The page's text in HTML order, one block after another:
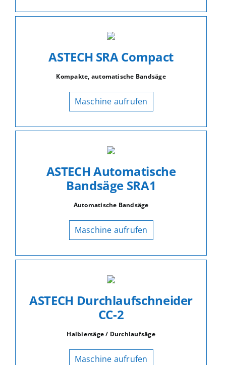
ASTECH SRA Compact
Kompakte, automatische Bandsäge
Maschine aufrufen
ASTECH Automatische
Bandsäge SRA1
Automatische Bandsäge
Maschine aufrufen
ASTECH Durchlaufschneider
CC-2
Halbiersäge / Durchlaufsäge
Maschine aufrufen